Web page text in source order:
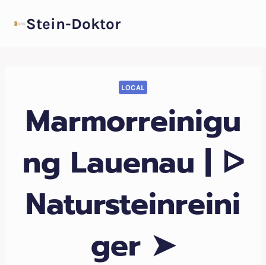
InhaltStein-Doktor
LOCAL
Marmorreinigu
ng Lauenau | ᐅ
Natursteinreini
ger ➤